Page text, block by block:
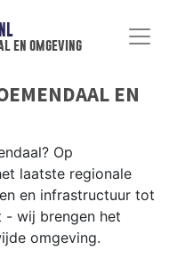
en omgeving
EN
Op
laatste regionale
en infrastructuur tot
- wij brengen het
omgeving.